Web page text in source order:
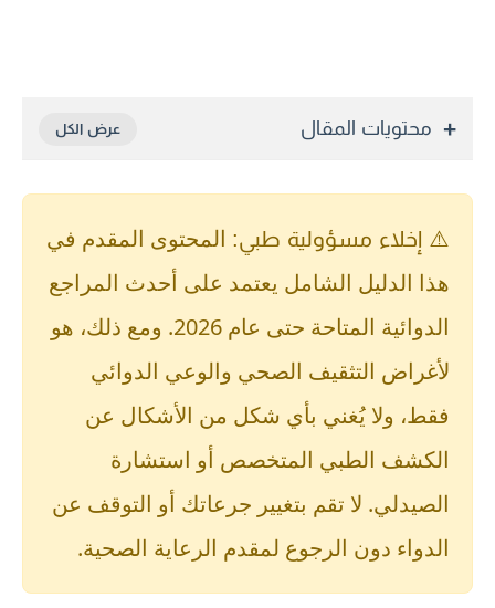
محتويات المقال
⚠️ إخلاء مسؤولية طبي: المحتوى المقدم في
هذا الدليل الشامل يعتمد على أحدث المراجع
الدوائية المتاحة حتى عام 2026. ومع ذلك، هو
لأغراض التثقيف الصحي والوعي الدوائي
فقط، ولا يُغني بأي شكل من الأشكال عن
الكشف الطبي المتخصص أو استشارة
الصيدلي. لا تقم بتغيير جرعاتك أو التوقف عن
الدواء دون الرجوع لمقدم الرعاية الصحية.